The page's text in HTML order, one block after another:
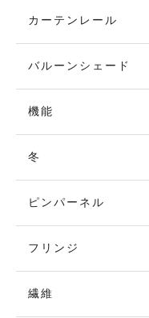
カーテンレール
バルーンシェード
機能
冬
ピンパーネル
フリンジ
繊維